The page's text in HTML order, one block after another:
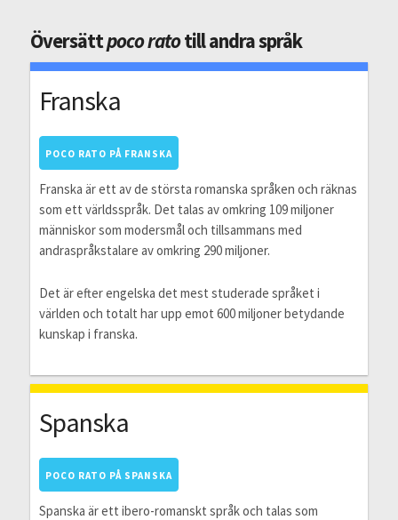
Översättpoco ratotill andra språk
Franska
POCO RATO PÅ FRANSKA
Franska är ett av de största romanska språken och räknas
som ett världsspråk. Det talas av omkring 109 miljoner
människor som modersmål och tillsammans med
andraspråkstalare av omkring 290 miljoner.
Det är efter engelska det mest studerade språket i
världen och totalt har upp emot 600 miljoner betydande
kunskap i franska.
Spanska
POCO RATO PÅ SPANSKA
Spanska är ett ibero-romanskt språk och talas som